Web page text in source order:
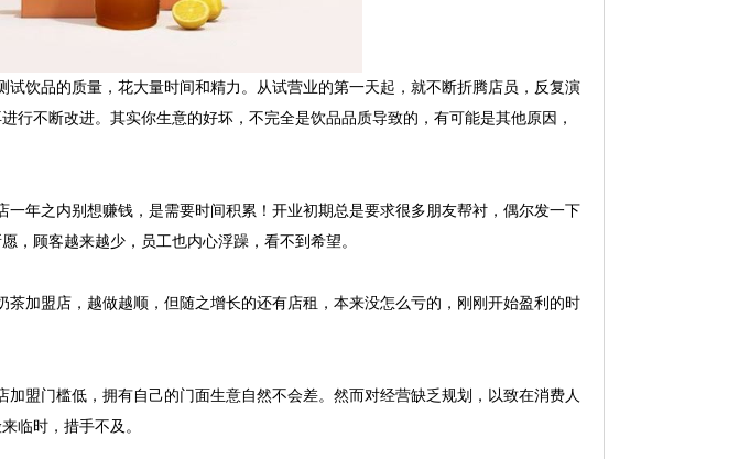
饮品的质量，花大量时间和精力。从试营业的第一天起，就不断折腾店员，反复演
行不断改进。其实你生意的好坏，不完全是饮品品质导致的，有可能是其他原因，
年之内别想赚钱，是需要时间积累！开业初期总是要求很多朋友帮衬，偶尔发一下
，顾客越来越少，员工也内心浮躁，看不到希望。
加盟店，越做越顺，但随之增长的还有店租，本来没怎么亏的，刚刚开始盈利的时
盟门槛低，拥有自己的门面生意自然不会差。然而对经营缺乏规划，以致在消费人
临时，措手不及。